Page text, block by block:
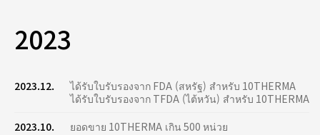
2023
2023.12.
ได้รับใบรับรองจาก FDA (สหรัฐ) สำหรับ 10THERMA
ได้รับใบรับรองจาก TFDA (ไต้หวัน) สำหรับ 10THERMA
2023.10.
ยอดขาย 10THERMA เกิน 500 หน่วย